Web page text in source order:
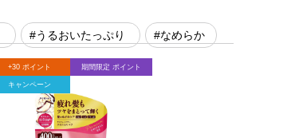
#うるおいたっぷり #なめらか
+30 ポイント 期間限定 ポイント
キャンペーン